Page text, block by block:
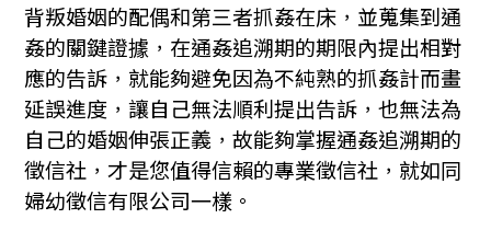
背叛婚姻的配偶和第三者抓姦在床，並蒐集到通
姦的關鍵證據，在通姦追溯期的期限內提出相對
應的告訴，就能夠避免因為不純熟的抓姦計而畫
延誤進度，讓自己無法順利提出告訴，也無法為
自己的婚姻伸張正義，故能夠掌握通姦追溯期的
徵信社，才是您值得信賴的專業徵信社，就如同
婦幼徵信有限公司一樣。